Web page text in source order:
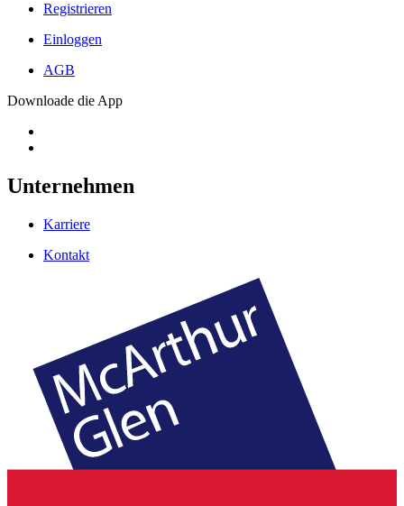
Registrieren
Einloggen
AGB
Downloade die App
Unternehmen
Karriere
Kontakt